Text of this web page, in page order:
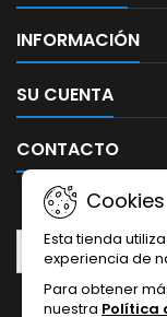
INFORMACIÓN
SU CUENTA
CONTACTO
Cookies
Esta tienda
experiencia de
Para obtener
nuestra Política
LOS PRODUCTOS